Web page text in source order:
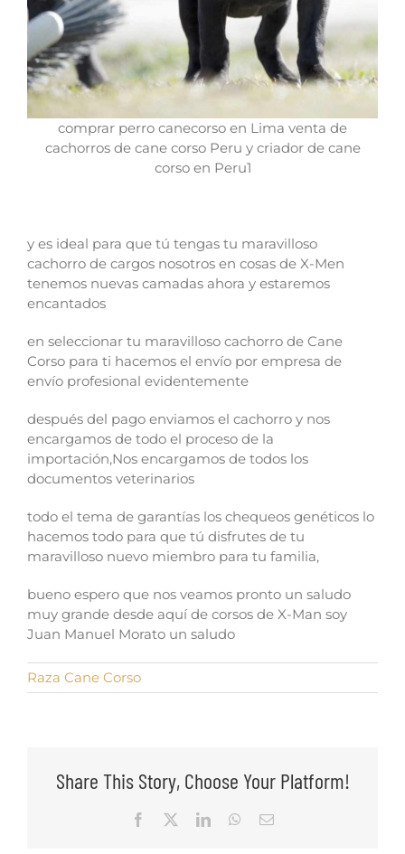
comprar perro canecorso en Lima venta de
cachorros de cane corso Peru y criador de cane
corso en Peru1
y es ideal para que tú tengas tu maravilloso
cachorro de cargos nosotros en cosas de X-Men
tenemos nuevas camadas ahora y estaremos
encantados
en seleccionar tu maravilloso cachorro de Cane
Corso para ti hacemos el envío por empresa de
envío profesional evidentemente
después del pago enviamos el cachorro y nos
encargamos de todo el proceso de la
importación,Nos encargamos de todos los
documentos veterinarios
todo el tema de garantías los chequeos genéticos lo
hacemos todo para que tú disfrutes de tu
maravilloso nuevo miembro para tu familia,
bueno espero que nos veamos pronto un saludo
muy grande desde aquí de corsos de X-Man soy
Juan Manuel Morato un saludo
Raza Cane Corso
Share This Story, Choose Your Platform!
Facebook LinkedInWhatsApp
Email